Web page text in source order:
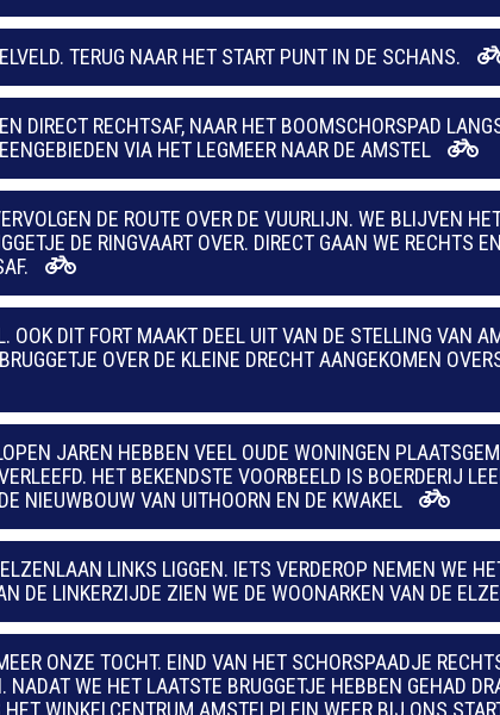
TERUG NAAR HET START PUNT IN DE SCHANS.
DIRECT RECHTSAF, NAAR HET BOOMSCHORSPAD
VIA HET LEGMEER NAAR DE AMSTEL
DE ROUTE OVER DE VUURLIJN. WE BLIJVEN
DE RINGVAART OVER. DIRECT GAAN WE RECHTS
OOK DIT FORT MAAKT DEEL UIT VAN DE STELLING VAN
OVER DE KLEINE DRECHT AANGEKOMEN
JAREN HEBBEN VEEL OUDE WONINGEN
HET BEKENDSTE VOORBEELD IS BOERDERIJ
NIEUWBOUW VAN UITHOORN EN DE KWAKEL
LINKS LIGGEN. IETS VERDEROP NEMEN WE
DE LINKERZIJDE ZIEN WE DE WOONARKEN VAN DE
ONZE TOCHT. EIND VAN HET SCHORSPAADJE
WE HET LAATSTE BRUGGETJE HEBBEN GEHAD
WINKELCENTRUM AMSTELPLEIN WEER BIJ ONS